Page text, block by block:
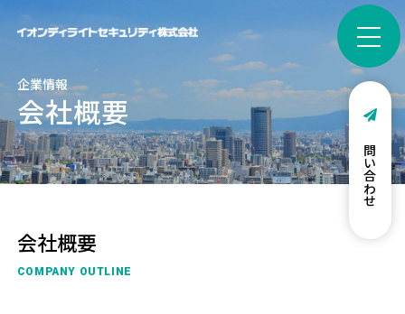
お問い合わせ
企業情報
会社概要
会社概要
COMPANY OUTLINE